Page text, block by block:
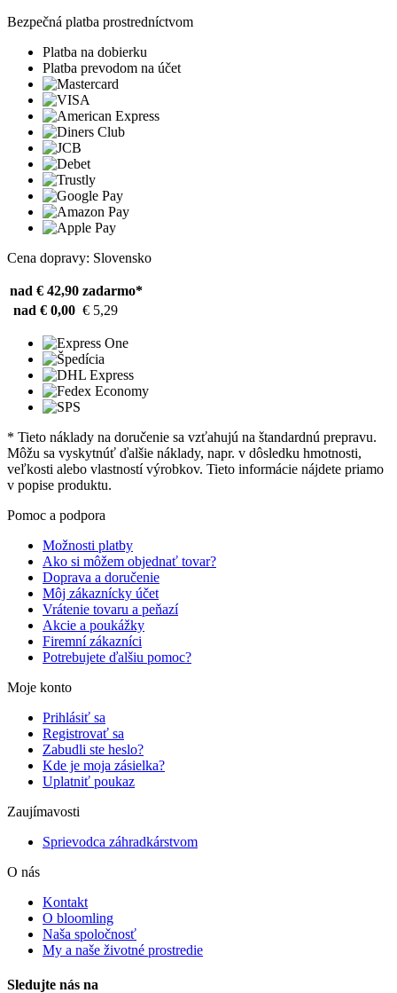
Bezpečná platba prostredníctvom
Platba na dobierku
Platba prevodom na účet
Cena dopravy: Slovensko
nad € 42,90 zadarmo*
nad € 0,00 € 5,29
* Tieto náklady na doručenie sa vzťahujú na štandardnú prepravu.
Môžu sa vyskytnúť ďalšie náklady, napr. v dôsledku hmotnosti,
veľkosti alebo vlastností výrobkov. Tieto informácie nájdete priamo
v popise produktu.
Pomoc a podpora
Možnosti platby
Ako si môžem objednať tovar?
Doprava a doručenie
Môj zákaznícky účet
Vrátenie tovaru a peňazí
Akcie a poukážky
Firemní zákazníci
Potrebujete ďalšiu pomoc?
Moje konto
Prihlásiť sa
Registrovať sa
Zabudli ste heslo?
Kde je moja zásielka?
Uplatniť poukaz
Zaujímavosti
Sprievodca záhradkárstvom
O nás
Kontakt
O bloomling
Naša spoločnosť
My a naše životné prostredie
Sledujte nás na